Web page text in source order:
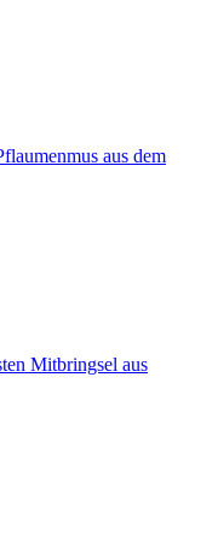
aus dem
Mitbringsel aus